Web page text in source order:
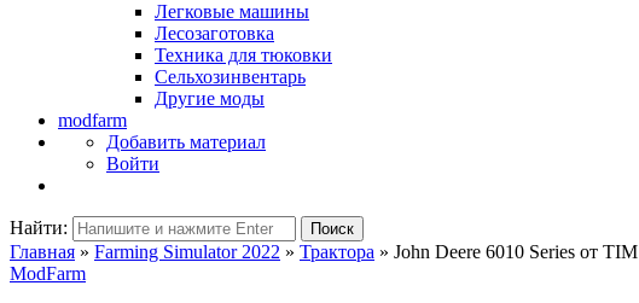
Легковые машины
Лесозаготовка
Техника для тюковки
Сельхозинвентарь
Другие моды
modfarm
Добавить материал
Войти
Найти: Поиск
Главная » Farming Simulator 2022 » Трактора » John Deere 6010 Series от TIM
ModFarm